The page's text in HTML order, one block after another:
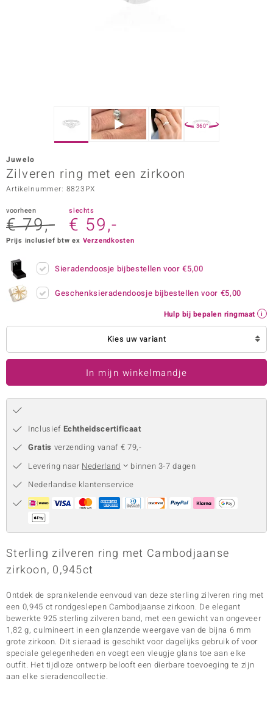
Vogue
in Italy
Paraíso
360°
Juwelo
Zilveren ring met een zirkoon
Artikelnummer: 8823PX
voorheen
€ 79,-
slechts
€ 59,-
Prijs inclusief btw ex Verzendkosten
Sieradendoosje bijbestellen voor€5,00
Geschenksieradendoosje bijbestellen voor €5,00
Hulp bij bepalen ringmaat
Kies uw variant
In mijn winkelmandje
Inclusief Echtheidscertificaat
Gratis verzending vanaf € 79,-
Levering naar Nederland
binnen 3-7 dagen
Nederlandse klantenservice
Sterling zilveren ring met Cambodjaanse
zirkoon, 0,945ct
Ontdek de sprankelende eenvoud van deze sterling zilveren ring met
een 0,945 ct rondgeslepen Cambodjaanse zirkoon. De elegant
bewerkte 925 sterling zilveren band, met een gewicht van ongeveer
1,82 g, culmineert in een glanzende weergave van de bijna 6 mm
grote zirkoon. Dit sieraad is geschikt voor dagelijks gebruik of voor
speciale gelegenheden en voegt een vleugje glans toe aan elke
outfit. Het tijdloze ontwerp belooft een dierbare toevoeging te zijn
aan elke sieradencollectie.